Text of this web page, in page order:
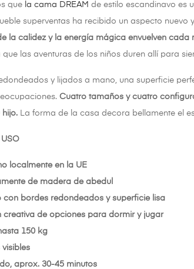
que la cama DREAM de estilo escandinavo es
superventas ha recibido un aspecto nuevo
la calidez y la energía mágica envuelven cada
las aventuras de los niños duren allí para
y lijados a mano, una superficie
Cuatro tamaños y cuatro
hijo. La forma de la casa decora bellamente el
USO
localmente en la UE
de madera de abedul
con bordes redondeados y superficie lisa
creativa de opciones para dormir y jugar
150 kg
aprox. 30-45 minutos